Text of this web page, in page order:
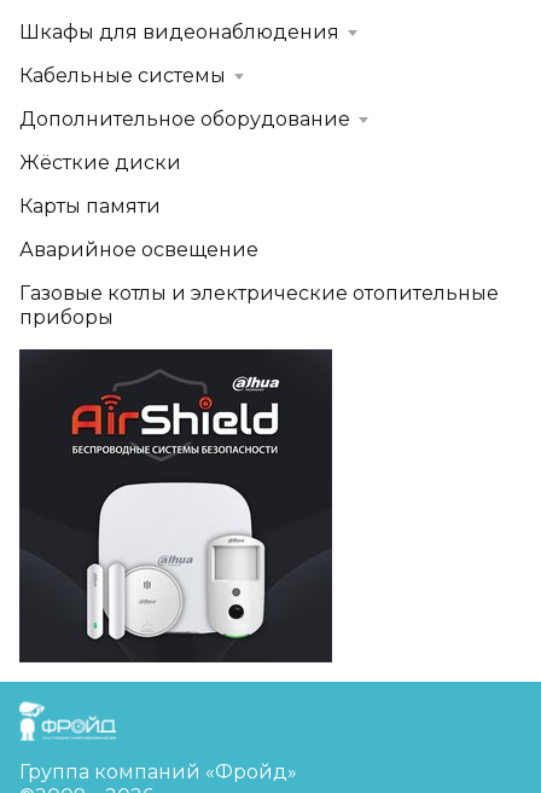
Шкафы для видеонаблюдения
Кабельные системы
Дополнительное оборудование
Жёсткие диски
Карты памяти
Аварийное освещение
Газовые котлы и электрические отопительные
приборы
FreudGroup
Группа компаний «Фройд»